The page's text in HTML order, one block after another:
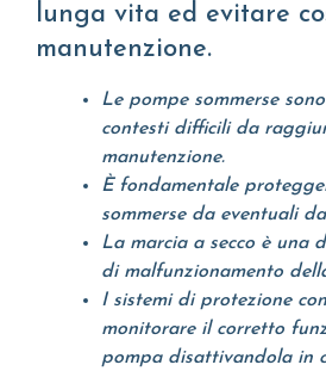
lunga vita ed evitare
manutenzione.
Le pompe sommerse
contesti difficili da
manutenzione.
È fondamentale
sommerse da eventuali
La marcia a secco è una
di malfunzionamento
I sistemi di protezione
monitorare il corretto
pompa disattivandola in